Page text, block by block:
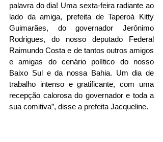
palavra do dia! Uma sexta-feira radiante ao
lado da amiga, prefeita de Taperoá Kitty
Guimarães, do governador Jerônimo
Rodrigues, do nosso deputado Federal
Raimundo Costa e de tantos outros amigos
e amigas do cenário político do nosso
Baixo Sul e da nossa Bahia. Um dia de
trabalho intenso e gratificante, com uma
recepção calorosa do governador e toda a
sua comitiva”, disse a prefeita Jacqueline.